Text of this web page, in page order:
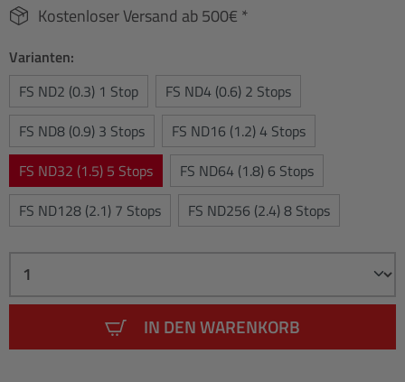
Kostenloser Versand ab 500€ *
Varianten:
FS ND2 (0.3) 1 Stop
FS ND4 (0.6) 2 Stops
FS ND8 (0.9) 3 Stops
FS ND16 (1.2) 4 Stops
FS ND32 (1.5) 5 Stops
FS ND64 (1.8) 6 Stops
FS ND128 (2.1) 7 Stops
FS ND256 (2.4) 8 Stops
IN DEN WARENKORB